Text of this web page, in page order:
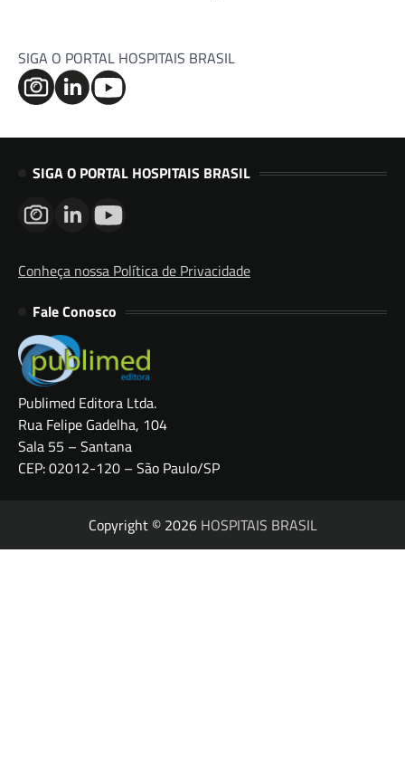
SIGA O PORTAL HOSPITAIS BRASIL
SIGA O PORTAL HOSPITAIS BRASIL
Conheça nossa Política de Privacidade
Fale Conosco
Publimed Editora Ltda.
Rua Felipe Gadelha, 104
Sala 55 – Santana
CEP: 02012-120 – São Paulo/SP
Copyright © 2026 HOSPITAIS BRASIL